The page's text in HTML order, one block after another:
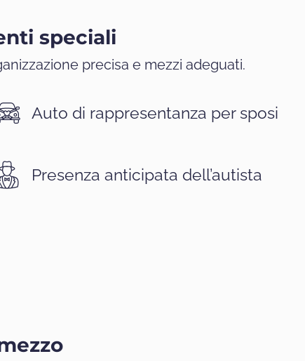
speciali
precisa e mezzi adeguati.
Auto di rappresentanza per sposi
Presenza anticipata dell’autista